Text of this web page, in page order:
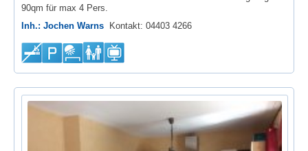
90qm für max 4 Pers.
Inh.: Jochen Warns
Kontakt: 04403 4266